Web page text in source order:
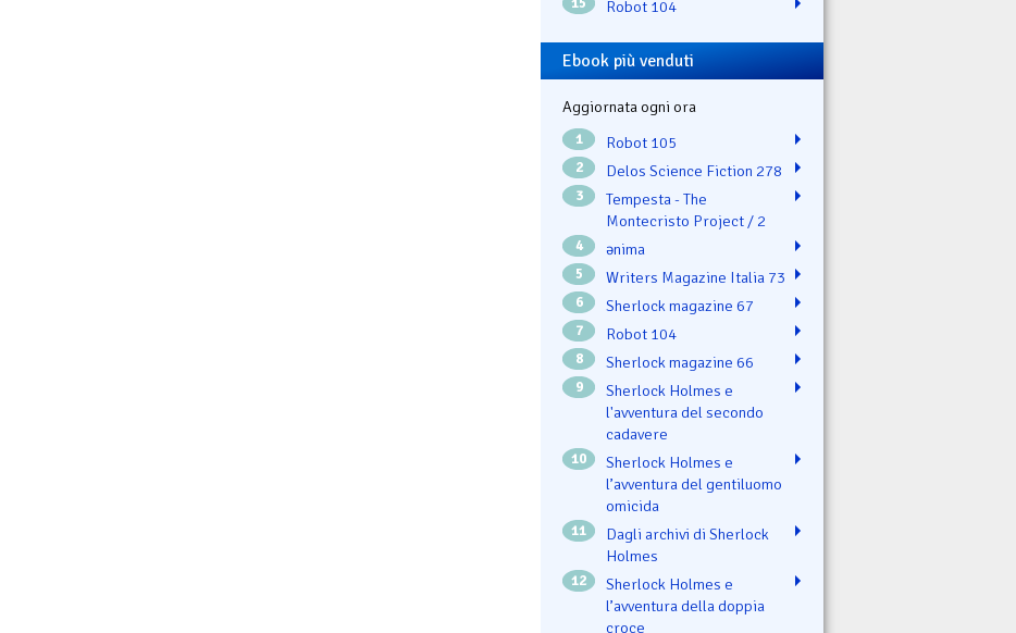
Robot 104
Ebook più venduti
Aggiornata ogni ora
1 Robot 105
2 Delos Science Fiction 278
3
Tempesta - The
Montecristo Project / 2
4 ənima
5 Writers Magazine Italia 73
6 Sherlock magazine 67
7 Robot 104
8 Sherlock magazine 66
9
Sherlock Holmes e
l'avventura del secondo
cadavere
10
Sherlock Holmes e
l’avventura del gentiluomo
omicida
11
Dagli archivi di Sherlock
Holmes
12
Sherlock Holmes e
l’avventura della doppia
croce